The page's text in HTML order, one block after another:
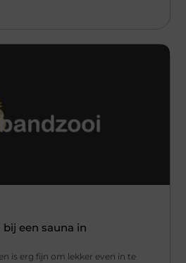
een sauna in
is erg fijn om lekker even in te